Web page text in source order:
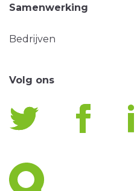
Samenwerking
Bedrijven
Volg ons